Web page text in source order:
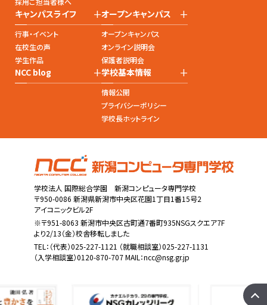
キャンパスライフ +
行事・イベント
在校生の声
学生作品
オープンキャンパス +
オープンキャンパス
オンライン説明会
保護者説明会
NCC blog +学校基本情報 +
情報公開
プライバシーポリシー
学校長ホットライン
学校法人 国際総合学園 新潟コンピュータ専門学校
〒950-0086 新潟県新潟市中央区花園1丁目1番15号2
アイコニックビル2F
※〒951-8063 新潟市中央区古町通7番町935NSGスクエア7F
より2/13（金）校舎移転しました
TEL： （代表）025-227-1121 （就職相談室）025-227-1131
（入学相談室）0120-870-707 MAIL：ncc@nsg.gr.jp